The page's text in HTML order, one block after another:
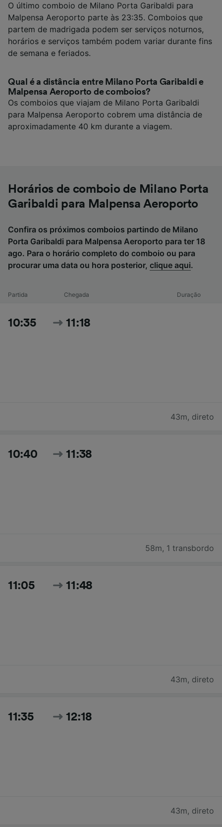
O último comboio de Milano Porta Garibaldi para
Malpensa Aeroporto parte às 23:35. Comboios que
partem de madrigada podem ser serviços noturnos,
horários e serviços também podem variar durante fins
de semana e feriados.
Qual é a distância entre Milano Porta Garibaldi e
Malpensa Aeroporto de comboios?
Os comboios que viajam de Milano Porta Garibaldi
para Malpensa Aeroporto cobrem uma distância de
aproximadamente 40 km durante a viagem.
Horários de comboio de Milano Porta
Garibaldi para Malpensa Aeroporto
Confira os próximos comboios partindo de Milano
Porta Garibaldi para Malpensa Aeroporto para ter 18
ago. Para o horário completo do comboio ou para
procurar uma data ou hora posterior, clique aqui.
Partida Chegada Duração
10:35 11:18
43m, direto
10:40 11:38
58m, 1 transbordo
11:05 11:48
43m, direto
11:35 12:18
43m, direto